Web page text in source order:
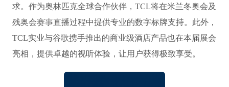
求。作为奥林匹克全球合作伙伴，TCL将在米兰冬奥会及
残奥会赛事直播过程中提供专业的数字标牌支持。此外，
TCL实业与谷歌携手推出的商业级酒店产品也在本届展会
亮相，提供卓越的视听体验，让用户获得极致享受。